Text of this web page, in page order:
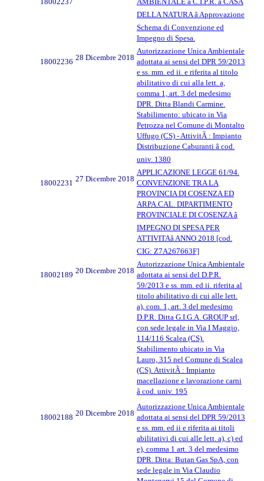
DELLA NATURA â Approvazione
Schema di Convenzione ed
Impegno di Spesa.
18002236 28 Dicembre 2018
Autorizzazione Unica Ambientale
adottata ai sensi del DPR 59/2013
e ss. mm. ed ii. e riferita al titolo
abilitativo di cui alla lett. a,
comma 1, art. 3 del medesimo
DPR. Ditta Blandi Carmine.
Stabilimento: ubicato in Via
Petrozza nel Comune di Montalto
Uffugo (CS) - AttivitÃ : Impianto
Distribuzione Caburanti â cod.
univ. 1380
18002231 27 Dicembre 2018
APPLICAZIONE LEGGE 61/94.
CONVENZIONE TRA LA
PROVINCIA DI COSENZA ED
ARPA.CAL. DIPARTIMENTO
PROVINCIALE DI COSENZA â
IMPEGNO DI SPESA PER
ATTIVITAâ ANNO 2018 [cod.
CIG: Z7A267663F]
18002189 20 Dicembre 2018
Autorizzazione Unica Ambientale
adottata ai sensi del D.P.R.
59/2013 e ss. mm. ed ii. riferita al
titolo abilitativo di cui alle lett.
a), com. 1, art. 3 del medesimo
D.P.R. Ditta G.I.G.A. GROUP srl,
con sede legale in Via I Maggio,
114/116 Scalea (CS).
Stabilimento ubicato in Via
Lauro, 315 nel Comune di Scalea
(CS). AttivitÃ : Impianto
macellazione e lavorazione carni
â cod. univ. 195
18002188 20 Dicembre 2018
Autorizzazione Unica Ambientale
adottata ai sensi del DPR 59/2013
e ss. mm. ed ii e riferita ai titoli
abilitativi di cui alle lett. a), c) ed
e), comma 1 art. 3 del medesimo
DPR. Ditta: Butan Gas SpA, con
sede legale in Via Claudio